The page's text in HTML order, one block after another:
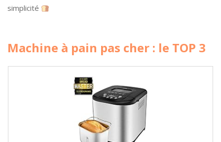
simplicité
Machine à pain pas cher : le TOP 3